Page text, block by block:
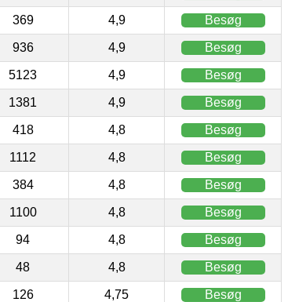
369 4,9 Besøg
936 4,9 Besøg
5123 4,9 Besøg
1381 4,9 Besøg
418 4,8 Besøg
1112 4,8 Besøg
384 4,8 Besøg
1100 4,8 Besøg
94 4,8 Besøg
48 4,8 Besøg
126 4,75 Besøg